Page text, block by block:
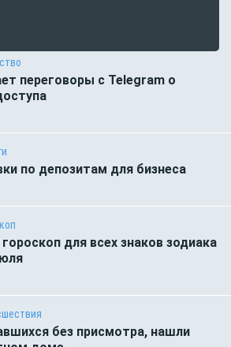
переговоры с Telegram о
по депозитам для бизнеса
для всех знаков зодиака
без присмотра, нашли